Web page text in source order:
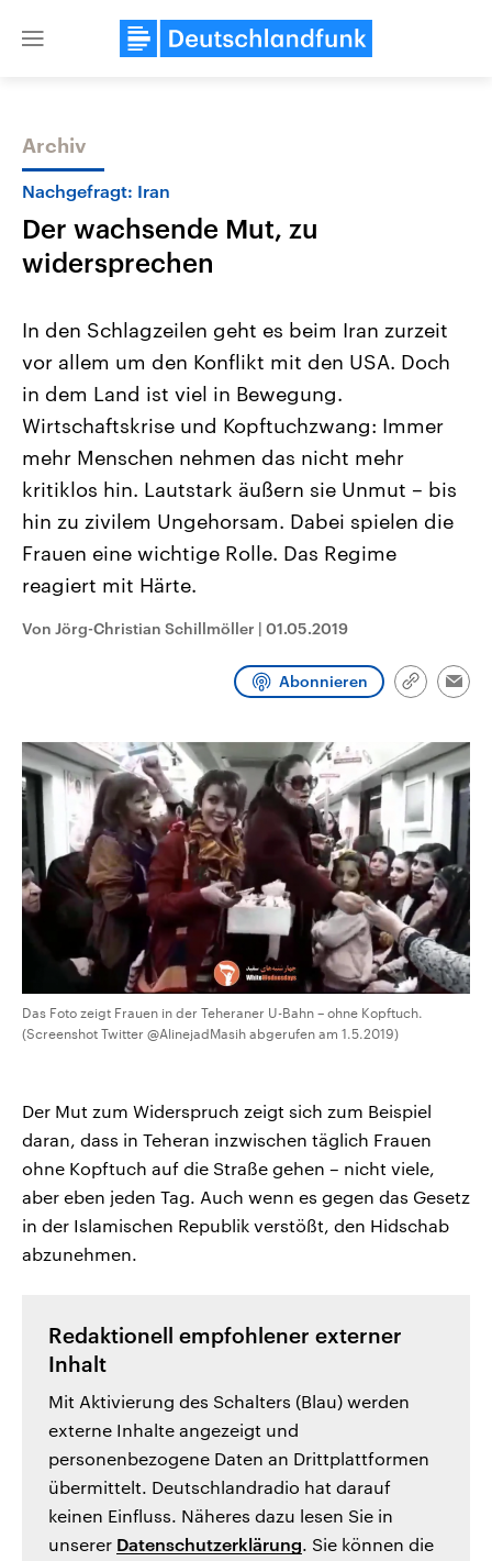
Close
Themen
Landtagswahl Sachsen-Anhalt
2026
Alle Informationen
Sachsen-Anhalt wählt am 6.
September 2026 einen neuen
Landtag. Seit 2021 wird das
Bundesland von einer Koalition aus
Umfragen, Prognosen,
Wahlprogramme, aktuelle Berichte
und Hintergründe zu den Parteien
und Kandidaten der anstehenden
Wahl.
Aktuelle Beiträge,
Hintergründe
Wirtschaftlich und
gehören die Vereinigten
den mächtigsten Ländern
mit großem Einfluss auf
Sendungen Programm Podcasts
Archiv
Nachgefragt: Iran
Der wachsende Mut, zu
widersprechen
In den Schlagzeilen geht es beim Iran zurzeit
vor allem um den Konflikt mit den USA. Doch
in dem Land ist viel in Bewegung.
Wirtschaftskrise und Kopftuchzwang: Immer
mehr Menschen nehmen das nicht mehr
kritiklos hin. Lautstark äußern sie Unmut – bis
hin zu zivilem Ungehorsam. Dabei spielen die
Frauen eine wichtige Rolle. Das Regime
reagiert mit Härte.
Von Jörg-Christian Schillmöller | 01.05.2019
Abonnieren
Link
Das Foto zeigt Frauen in der Teheraner U-Bahn – ohne Kopftuch.
(Screenshot Twitter @AlinejadMasih abgerufen am 1.5.2019)
Der Mut zum Widerspruch zeigt sich zum Beispiel
daran, dass in Teheran inzwischen täglich Frauen
ohne Kopftuch auf die Straße gehen – nicht viele,
aber eben jeden Tag. Auch wenn es gegen das Gesetz
in der Islamischen Republik verstößt, den Hidschab
abzunehmen.
Redaktionell empfohlener externer
Inhalt
Mit Aktivierung des Schalters (Blau) werden
externe Inhalte angezeigt und
personenbezogene Daten an Drittplattformen
übermittelt. Deutschlandradio hat darauf
keinen Einfluss. Näheres dazu lesen Sie in
unserer Datenschutzerklärung. Sie können die